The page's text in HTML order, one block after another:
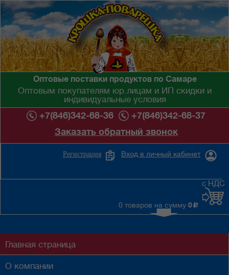
Оптовые поставки продуктов по Самаре
Оптовым покупателям юр.лицам и ИП скидки и
индивидуальные условия
+7(846)342-68-36
+7(846)342-68-37
Заказать обратный звонок
Вход в личный кабинет
Регистрация
0 товаров на сумму 0 c
с НДС
Главная страница
О компании